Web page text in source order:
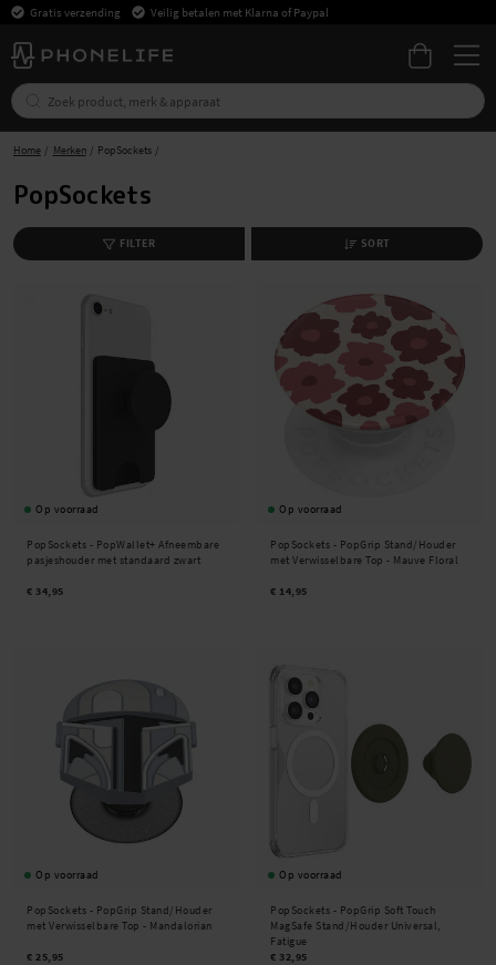
Gratis verzending Veilig betalen met Klarna of Paypal
Home Merken PopSockets
PopSockets
FILTER SORT
Op voorraad
PopSockets - PopWallet+ Afneembare
pasjeshouder met standaard zwart
€ 34,95
Op voorraad
PopSockets - PopGrip Stand/Houder
met Verwisselbare Top - Mauve Floral
€ 14,95
Op voorraad
PopSockets - PopGrip Stand/Houder
met Verwisselbare Top - Mandalorian
€ 25,95
Op voorraad
PopSockets - PopGrip Soft Touch
MagSafe Stand/Houder Universal,
Fatigue
€ 32,95